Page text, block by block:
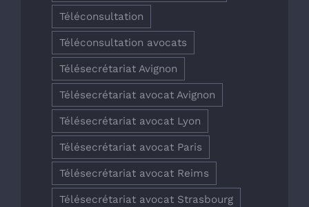
Téléconsultation
Téléconsultation avocats
Télésecrétariat Avignon
Télésecrétariat avocat Avignon
Télésecrétariat avocat Lyon
Télésecrétariat avocat Paris
Télésecrétariat avocat Reims
Télésecrétariat avocat Strasbourg